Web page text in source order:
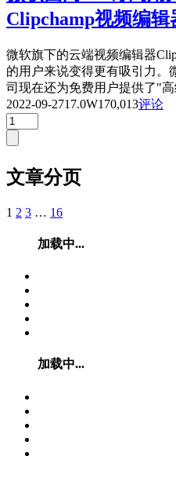
Clipchamp视频编
微软旗下的云端视频编辑器
的用户来说变得更有吸引力。
司现在还为免费用户提供了"高
2022-09-2717.0W170,013评论
文章分页
1 2 3 … 16
加载中...
加载中...